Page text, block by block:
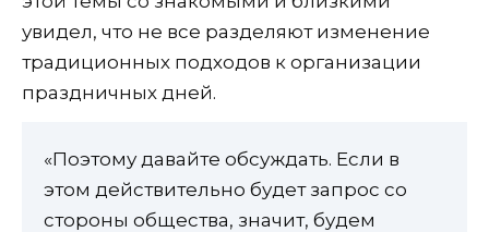
увидел, что не все разделяют изменение
традиционных подходов к организации
праздничных дней.
«Поэтому давайте обсуждать. Если в
этом действительно будет запрос со
стороны общества, значит, будем